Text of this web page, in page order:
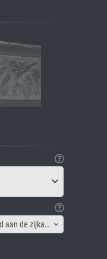
Canvas lijst - Afbeelding gespiegeld aan de zijkant